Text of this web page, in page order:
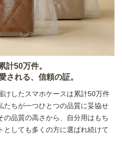
計50万件。
される、信頼の証。
けしたスマホケースは累計50万件
たちが一つひとつの品質に妥協せ
の品質の高さから、自分用はもち
としても多くの方に選ばれ続けて